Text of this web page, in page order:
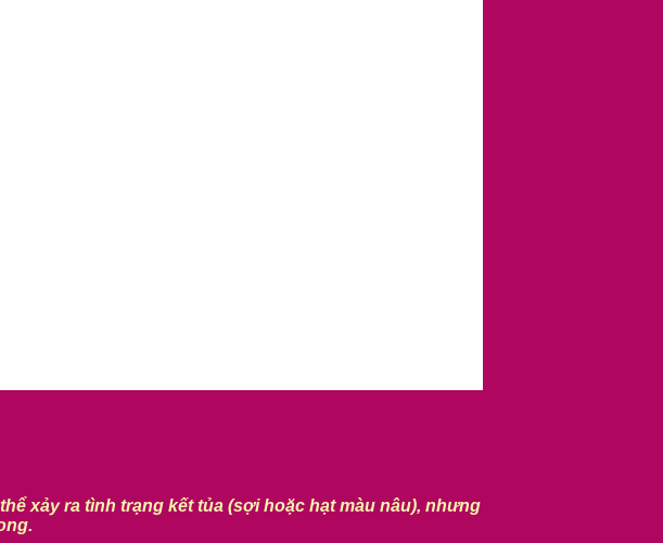
xảy ra tình trạng kết tủa (sợi hoặc hạt màu nâu), nhưng